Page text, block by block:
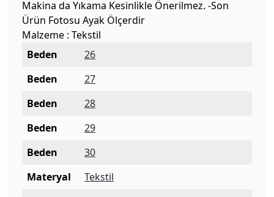
Makina da Yıkama Kesinlikle Önerilmez. -Son
Ürün Fotosu Ayak Ölçerdir
Malzeme : Tekstil
Beden
26
Beden
27
Beden
28
Beden
29
Beden
30
Materyal
Tekstil